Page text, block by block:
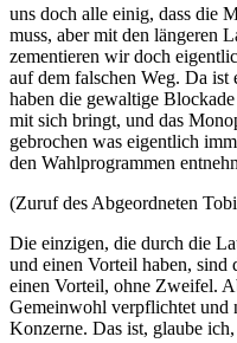
uns doch alle einig, dass die
muss, aber mit den längeren
zementieren wir doch
auf dem falschen Weg. Da
haben die gewaltige
mit sich bringt, und das
gebrochen was eigentlich
den Wahlprogrammen
(Zuruf des Abgeordneten
Die einzigen, die durch die
und einen Vorteil haben, sind
einen Vorteil, ohne Zweifel.
Gemeinwohl verpflichtet und
Konzerne. Das ist, glaube